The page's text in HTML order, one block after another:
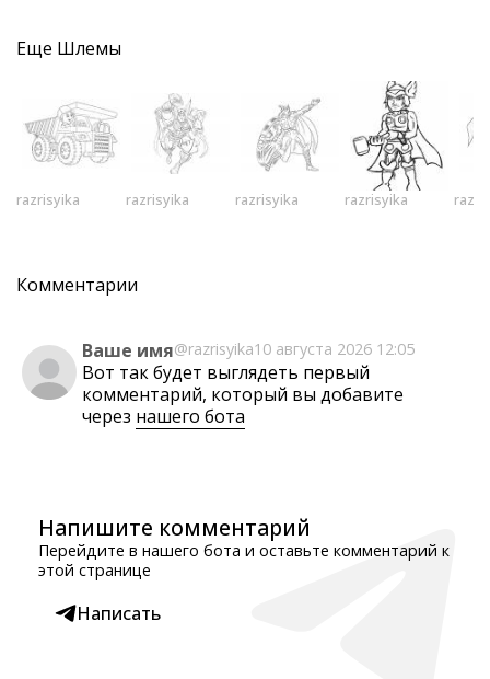
Еще Шлемы
razrisyika razrisyika razrisyika razrisyika
Комментарии
Ваше имя@razrisyika10 августа 2026 12:05
Вот так будет выглядеть первый
комментарий, который вы добавите
через нашего бота
Напишите комментарий
Перейдите в нашего бота и оставьте комментарий к
этой странице
Написать